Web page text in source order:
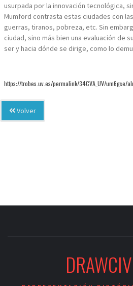
usurpada por la innovación tecnológica,
Mumford contrasta estas ciudades con
guerras, tiranos, pobreza, etc. Sin
ciudad, sino más bien una evaluación de
ser y hacia dónde se dirige, como lo
https://trobes.uv.es/permalink/34CVA_UV/um6gse/
Volver